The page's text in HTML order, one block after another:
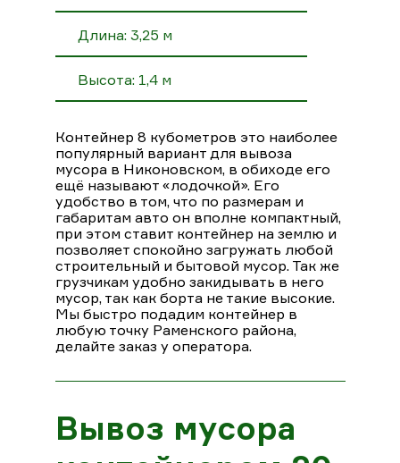
Длина: 3,25 м
Высота: 1,4 м
Контейнер 8 кубометров это наиболее
популярный вариант для вывоза
мусора в Никоновском, в обиходе его
ещё называют «лодочкой». Его
удобство в том, что по размерам и
габаритам авто он вполне компактный,
при этом ставит контейнер на землю и
позволяет спокойно загружать любой
строительный и бытовой мусор. Так же
грузчикам удобно закидывать в него
мусор, так как борта не такие высокие.
Мы быстро подадим контейнер в
любую точку Раменского района,
делайте заказ у оператора.
Вывоз мусора